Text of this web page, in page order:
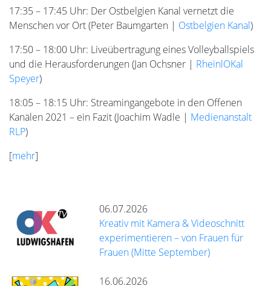
17:35 – 17:45 Uhr: Der Ostbelgien Kanal vernetzt die
Menschen vor Ort (Peter Baumgarten | Ostbelgien Kanal)
17:50 – 18:00 Uhr: Liveübertragung eines Volleyballspiels
und die Herausforderungen (Jan Ochsner | RheinlOKal
Speyer)
18:05 – 18:15 Uhr: Streamingangebote in den Offenen
Kanälen 2021 – ein Fazit (Joachim Wadle | Medienanstalt
RLP)
[mehr]
06.07.2026
Kreativ mit Kamera & Videoschnitt
experimentieren – von Frauen für
Frauen (Mitte September)
16.06.2026